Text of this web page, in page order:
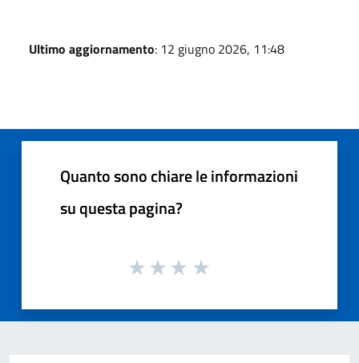
Ultimo aggiornamento: 12 giugno 2026, 11:48
Quanto sono chiare le informazioni
su questa pagina?